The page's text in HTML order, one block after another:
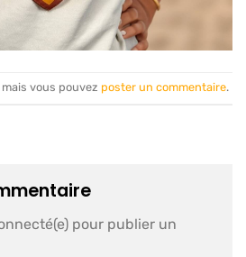
vous pouvez poster un commentaire.
pour publier un